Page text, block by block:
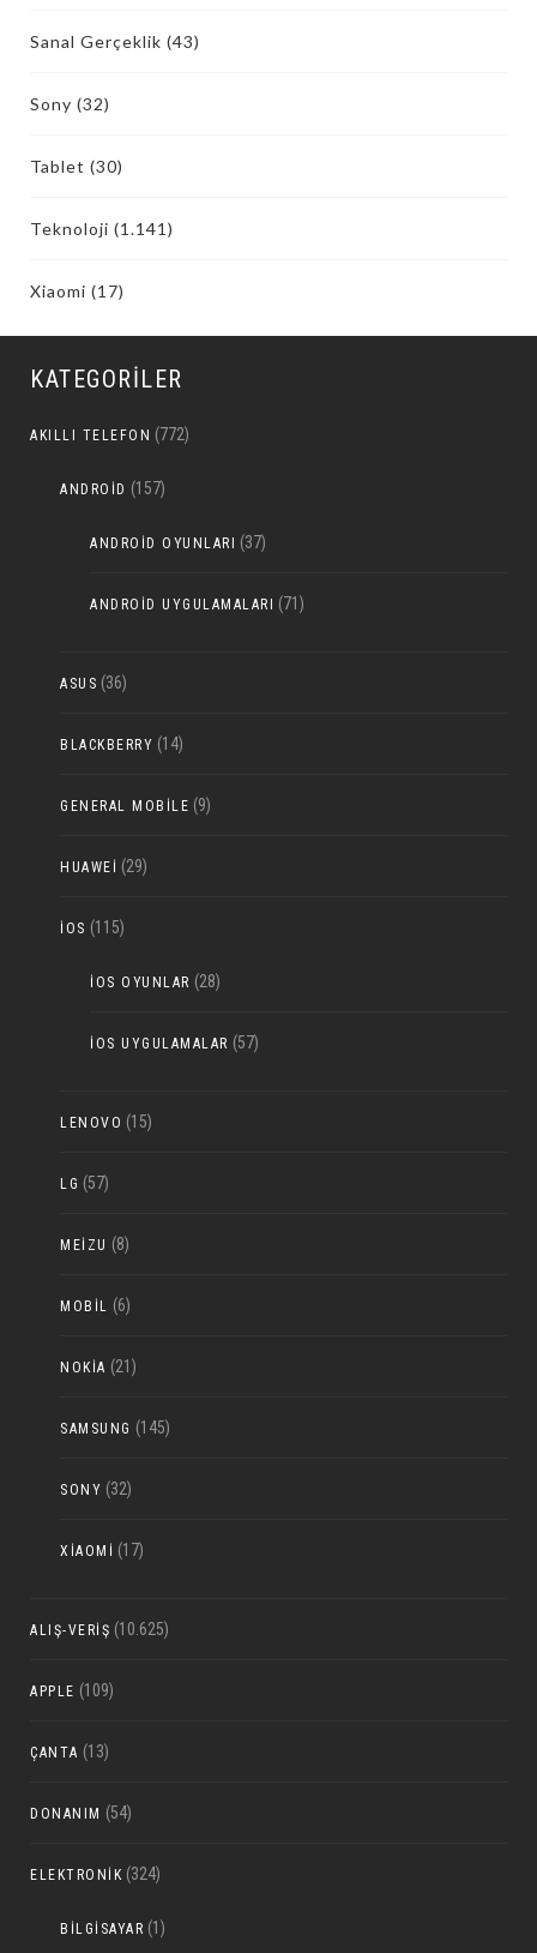
Sanal Gerçeklik (43)
Sony (32)
Tablet (30)
Teknoloji (1.141)
Xiaomi (17)
KATEGORILER
AKILLI TELEFON (772)
ANDROID (157)
ANDROID OYUNLARI (37)
ANDROID UYGULAMALARI (71)
ASUS (36)
BLACKBERRY (14)
GENERAL MOBILE (9)
HUAWEI (29)
IOS (115)
IOS OYUNLAR (28)
IOS UYGULAMALAR (57)
LENOVO (15)
LG (57)
MEIZU (8)
MOBIL (6)
NOKIA (21)
SAMSUNG (145)
SONY (32)
XIAOMI (17)
ALIŞ-VERIŞ (10.625)
APPLE (109)
ÇANTA (13)
DONANIM (54)
ELEKTRONIK (324)
BILGISAYAR (1)